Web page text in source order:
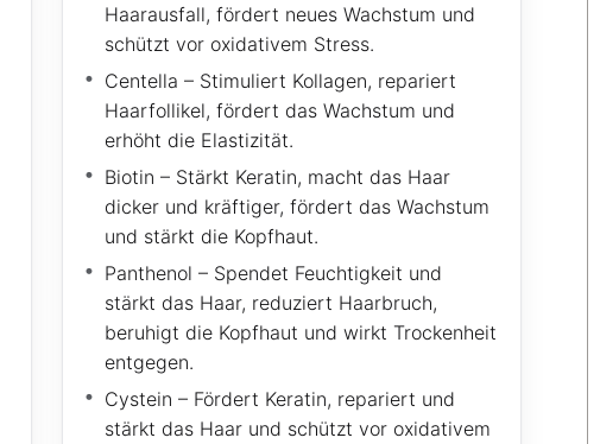
Haarausfall, fördert neues Wachstum und
schützt vor oxidativem Stress.
Centella – Stimuliert Kollagen, repariert
Haarfollikel, fördert das Wachstum und
erhöht die Elastizität.
Biotin – Stärkt Keratin, macht das Haar
dicker und kräftiger, fördert das Wachstum
und stärkt die Kopfhaut.
Panthenol – Spendet Feuchtigkeit und
stärkt das Haar, reduziert Haarbruch,
beruhigt die Kopfhaut und wirkt Trockenheit
entgegen.
Cystein – Fördert Keratin, repariert und
stärkt das Haar und schützt vor oxidativem